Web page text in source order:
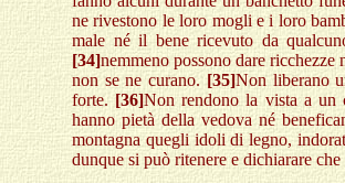
ne rivestono le loro mogli e i loro
male né il bene ricevuto da
[34]nemmeno possono dare
non se ne curano. [35]Non liberano
forte. [36]Non rendono la vista a un
hanno pietà della vedova né
montagna quegli idoli di legno,
dunque si può ritenere e dichiarare